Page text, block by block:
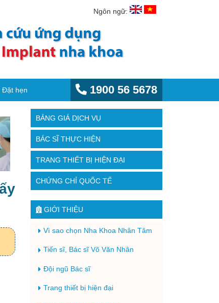
Ngôn ngữ:
Đặt hẹn 1900 56 5678
BẢNG GIÁ DỊCH VỤ
BÁC SĨ THỰC HIỆN
TRANG THIẾT BỊ HIỆN ĐẠI
CHỨNG CHỈ QUỐC TẾ
GIỚI THIỆU
Vì sao chọn Nha Khoa Nhân Tâm
Tiến sĩ, Bác sĩ Võ Văn Nhân
Đội ngũ Bác sĩ
Trang thiết bị hiện đại